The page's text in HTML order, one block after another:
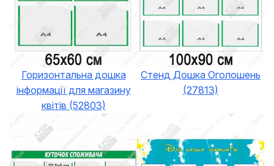
Горизонтальна дошка
інформації для магазину
квітів (52803)
Стенд Дошка Оголошень
(27813)